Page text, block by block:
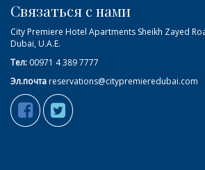
Связаться с нами
City Premiere Hotel Apartments Sheikh Zayed
Dubai, U.A.E.
Тел: 00971 4 389 7777
Эл.почтаreservations@citypremieredubai.com